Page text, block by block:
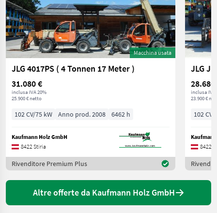
Macchina usata
JLG 4017PS ( 4 Tonnen 17 Meter )
31.080 €
inclusa IVA 20%
25.900 € netto
102 CV/75 kW Anno prod. 2008 6462 h
Kaufmann Holz GmbH
8422 Stiria
Rivenditore Premium Plus
JLG
28.680
inclusa IVA
23.900 €
102 CV/
8422
Altre offerte da Kaufmann Holz GmbH